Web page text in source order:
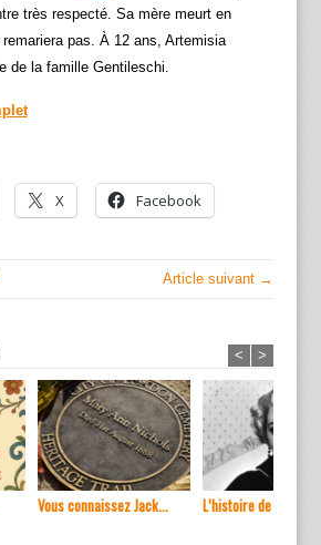
très respecté. Sa mère meurt en
pas. À 12 ans, Artemisia
de la famille Gentileschi.
X Facebook
Article suivant →
Vous connaissez Jack... L’histoire de ...
< >